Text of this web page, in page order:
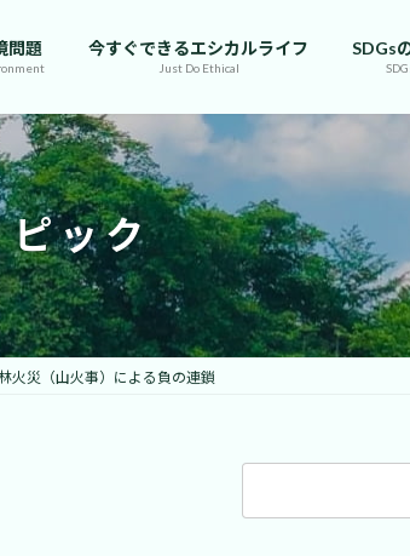
問題 今すぐできるエシカルライフ
Just Do Ethical
SDGs
ピック
火災（山火事）による負の連鎖